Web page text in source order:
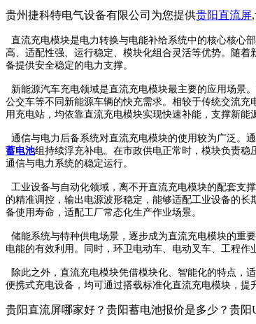
贵州捷科特电气设备有限公司为您提供贵阳直流屏
直流充电模块是电力转换与电能补给系统中的核心核心
高、适配性强、运行稳定、模块化组合灵活等优势。随
备提供安全稳定的电力支撑。
新能源汽车充电领域是直流充电模块最主要的应用场景
公交车等不同新能源车辆的快充需求。相较于传统交流
用充电站，均依靠直流充电模块实现快速补能，支撑新能
通信与电力后备系统对直流充电模块的使用较为广泛。
蓄电池组持续浮充补电。在市政供电正常时，模块负责
通信与电力系统的稳定运行。
工业设备与自动化领域，离不开直流充电模块的配套支
的精准调控，输出电源波形稳定，能够适配工业设备的
备使用寿命，适配工厂常态化生产作业场景。
储能系统与特种供电场景，逐步成为直流充电模块的重
电能的有效利用。同时，环卫电动车、电动叉车、工程
除此之外，直流充电模块凭借模块化、智能化的特点，
便携式充电设备，均可通过搭载标准化直流充电模块，提
贵阳直流屏哪家好？贵阳蓄电池报价是多少？贵阳